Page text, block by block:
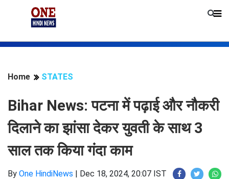
Home STATES
Bihar News: पटना में पढ़ाई और नौकरी
दिलाने का झांसा देकर युवती के साथ 3
साल तक किया गंदा काम
By One HindiNews | Dec 18, 2024, 20:07 IST